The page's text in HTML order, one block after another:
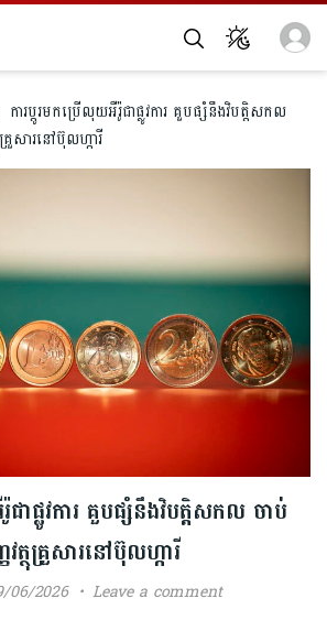
ការប្តូរមកប្រើលុយអឺរ៉ូជាផ្លូវការ គួបផ្សំនឹងវិបត្តិសកល
គ្រួសារនៅប៊ុលហ្ការី
ជាផ្លូវការ គួបផ្សំនឹងវិបត្តិសកល ចាប់
វត្ថុគ្រួសារនៅប៊ុលហ្ការី
06/2026 Leave a comment